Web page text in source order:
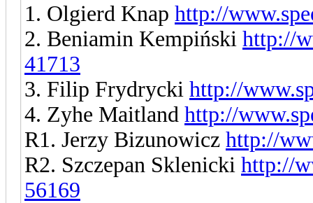
1. Olgierd Knap http://
2. Beniamin Kempiński http://
41713
3. Filip Frydrycki http://
4. Zyhe Maitland http://
R1. Jerzy Bizunowicz http://
R2. Szczepan Sklenicki http://
56169